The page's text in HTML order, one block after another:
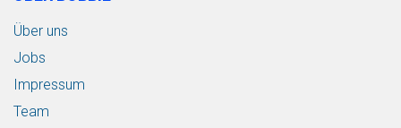
Über uns
Jobs
Impressum
Team